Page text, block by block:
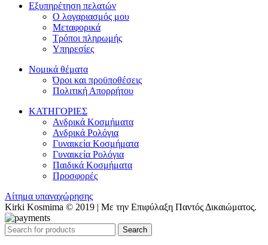
Εξυπηρέτηση πελατών
Ο λογαριασμός μου
Μεταφορικά
Τρόποι πληρωμής
Υπηρεσίες
Νομικά θέματα
Όροι και προϋποθέσεις
Πολιτική Απορρήτου
ΚΑΤΗΓΟΡΙΕΣ
Ανδρικά Κοσμήματα
Ανδρικά Ρολόγια
Γυναικεία Κοσμήματα
Γυναικεία Ρολόγια
Παιδικά Κοσμήματα
Προσφορές
Αίτημα υπαναχώρησης
Kirki Kosmima © 2019 | Με την Επιφύλαξη Παντός Δικαιώματος.
Search